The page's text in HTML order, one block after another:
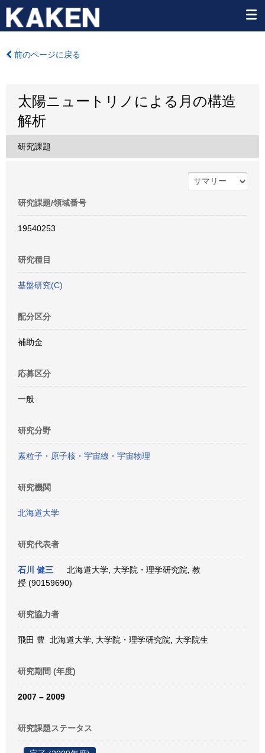
前のページに戻る
太陽ニュートリノによる月の構造
解析
研究課題
研究課題/領域番号
19540253
研究種目
基盤研究(C)
配分区分
補助金
応募区分
一般
研究分野
素粒子・原子核・宇宙線・宇宙物理
研究機関
北海道大学
研究代表者
石川 健三
北海道大学, 大学院・理学研究院, 教
授 (90159690)
研究協力者
飛田 豊 北海道大学, 大学院・理学研究院, 大学院生
研究期間 (年度)
2007 – 2009
研究課題ステータス